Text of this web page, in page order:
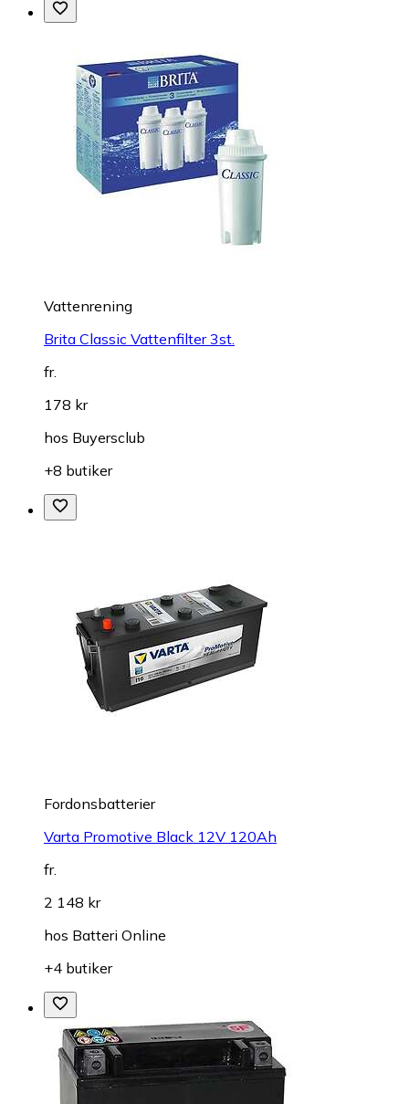
Vattenrening
Brita Classic Vattenfilter 3st.
fr.
178 kr
hos Buyersclub
+8 butiker
Fordonsbatterier
Varta Promotive Black 12V 120Ah
fr.
2 148 kr
hos Batteri Online
+4 butiker